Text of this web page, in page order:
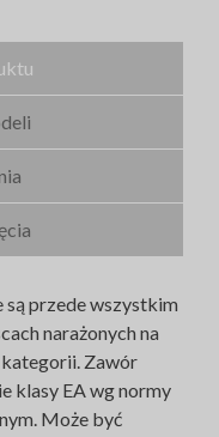
przede wszystkim
narażonych na
Zawór
klasy EA wg normy
Może być